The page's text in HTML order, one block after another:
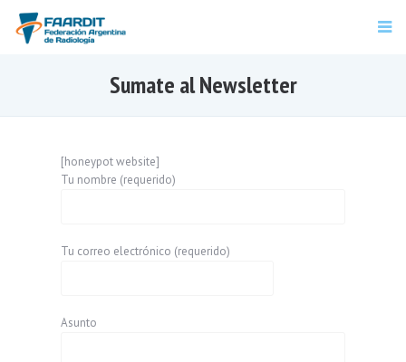
Sumate al Newsletter
[honeypot website]
Tu nombre (requerido)
Tu correo electrónico (requerido)
Asunto